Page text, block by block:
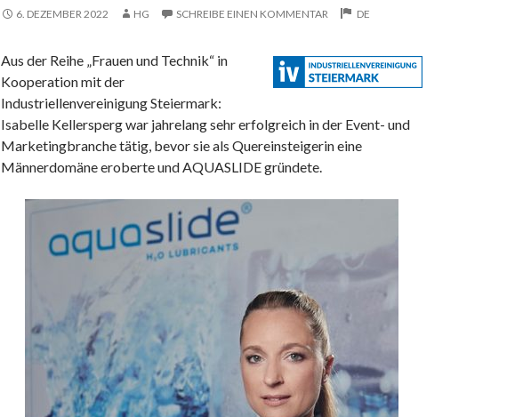
6. DEZEMBER 2022 HG SCHREIBE EINEN KOMMENTAR DE
Aus der Reihe „Frauen und Technik“ in
Kooperation mit der
Industriellenvereinigung Steiermark:
Isabelle Kellersperg war jahrelang sehr erfolgreich in der Event- und
Marketingbranche tätig, bevor sie als Quereinsteigerin eine
Männerdomäne eroberte und AQUASLIDE gründete.